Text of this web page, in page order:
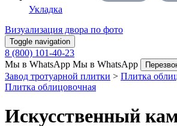
Укладка
Визуализация двора по фото
Toggle navigation
8 (800) 101-40-23
Мы в WhatsApp Мы в WhatsApp
Завод тротуарной плитки > Плитка
Плитка облицовочная
Искусственный